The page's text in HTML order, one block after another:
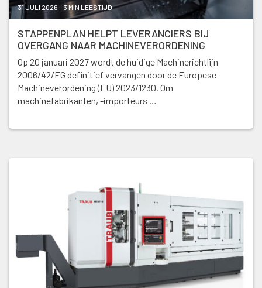
31 JULI 2026 - 3 MIN LEESTIJD
STAPPENPLAN HELPT LEVERANCIERS BIJ
OVERGANG NAAR MACHINEVERORDENING
Op 20 januari 2027 wordt de huidige Machinerichtlijn
2006/42/EG definitief vervangen door de Europese
Machineverordening (EU) 2023/1230. Om
machinefabrikanten, -importeurs …